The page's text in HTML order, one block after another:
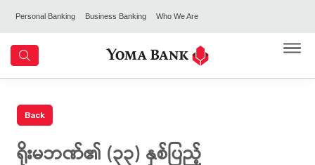
Personal Banking Business Banking Who We Are
ရိုးမဘဏ်၏ (၃၃) နှစ်ပြည့်